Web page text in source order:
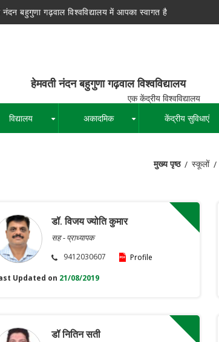
नंदन बहुगुणा गढ़वाल विश्वविद्यालय में आपका स्वागत है
गढ़वाल विश्वविद्यालय
विश्वविद्यालय
विद्यालय अकादमिक केंद्रीय सुविधाएं
मुख्य पृष्ठ स्कूलों
डॉ. विजय ज्योति कुमार
सह - प्राध्यापक
9412030607
Profile
Updated on 21/08/2019
डॉ नितिन सती